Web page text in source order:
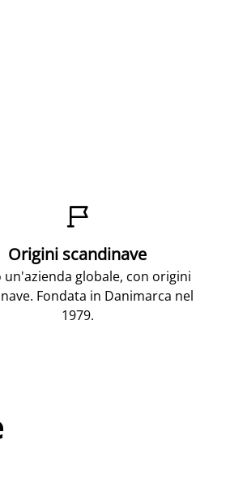

Origini scandinave
un'azienda globale, con origini
Fondata in Danimarca nel
1979.